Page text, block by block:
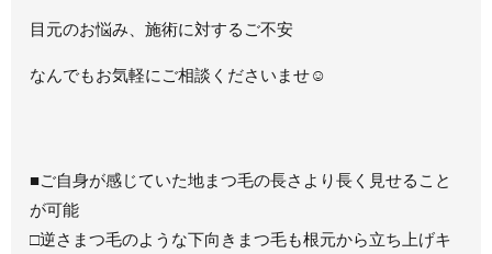
目元のお悩み、施術に対するご不安
なんでもお気軽にご相談くださいませ☺
■ご自身が感じていた地まつ毛の長さより長く見せること
が可能
□逆さまつ毛のような下向きまつ毛も根元から立ち上げキ